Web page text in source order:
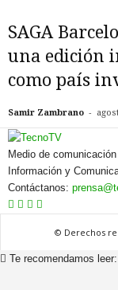
SAGA
una edición
como país
Samir Zambrano -
Medio de
Información y
Contáctanos:
© Derechos
Te recomendamos leer: